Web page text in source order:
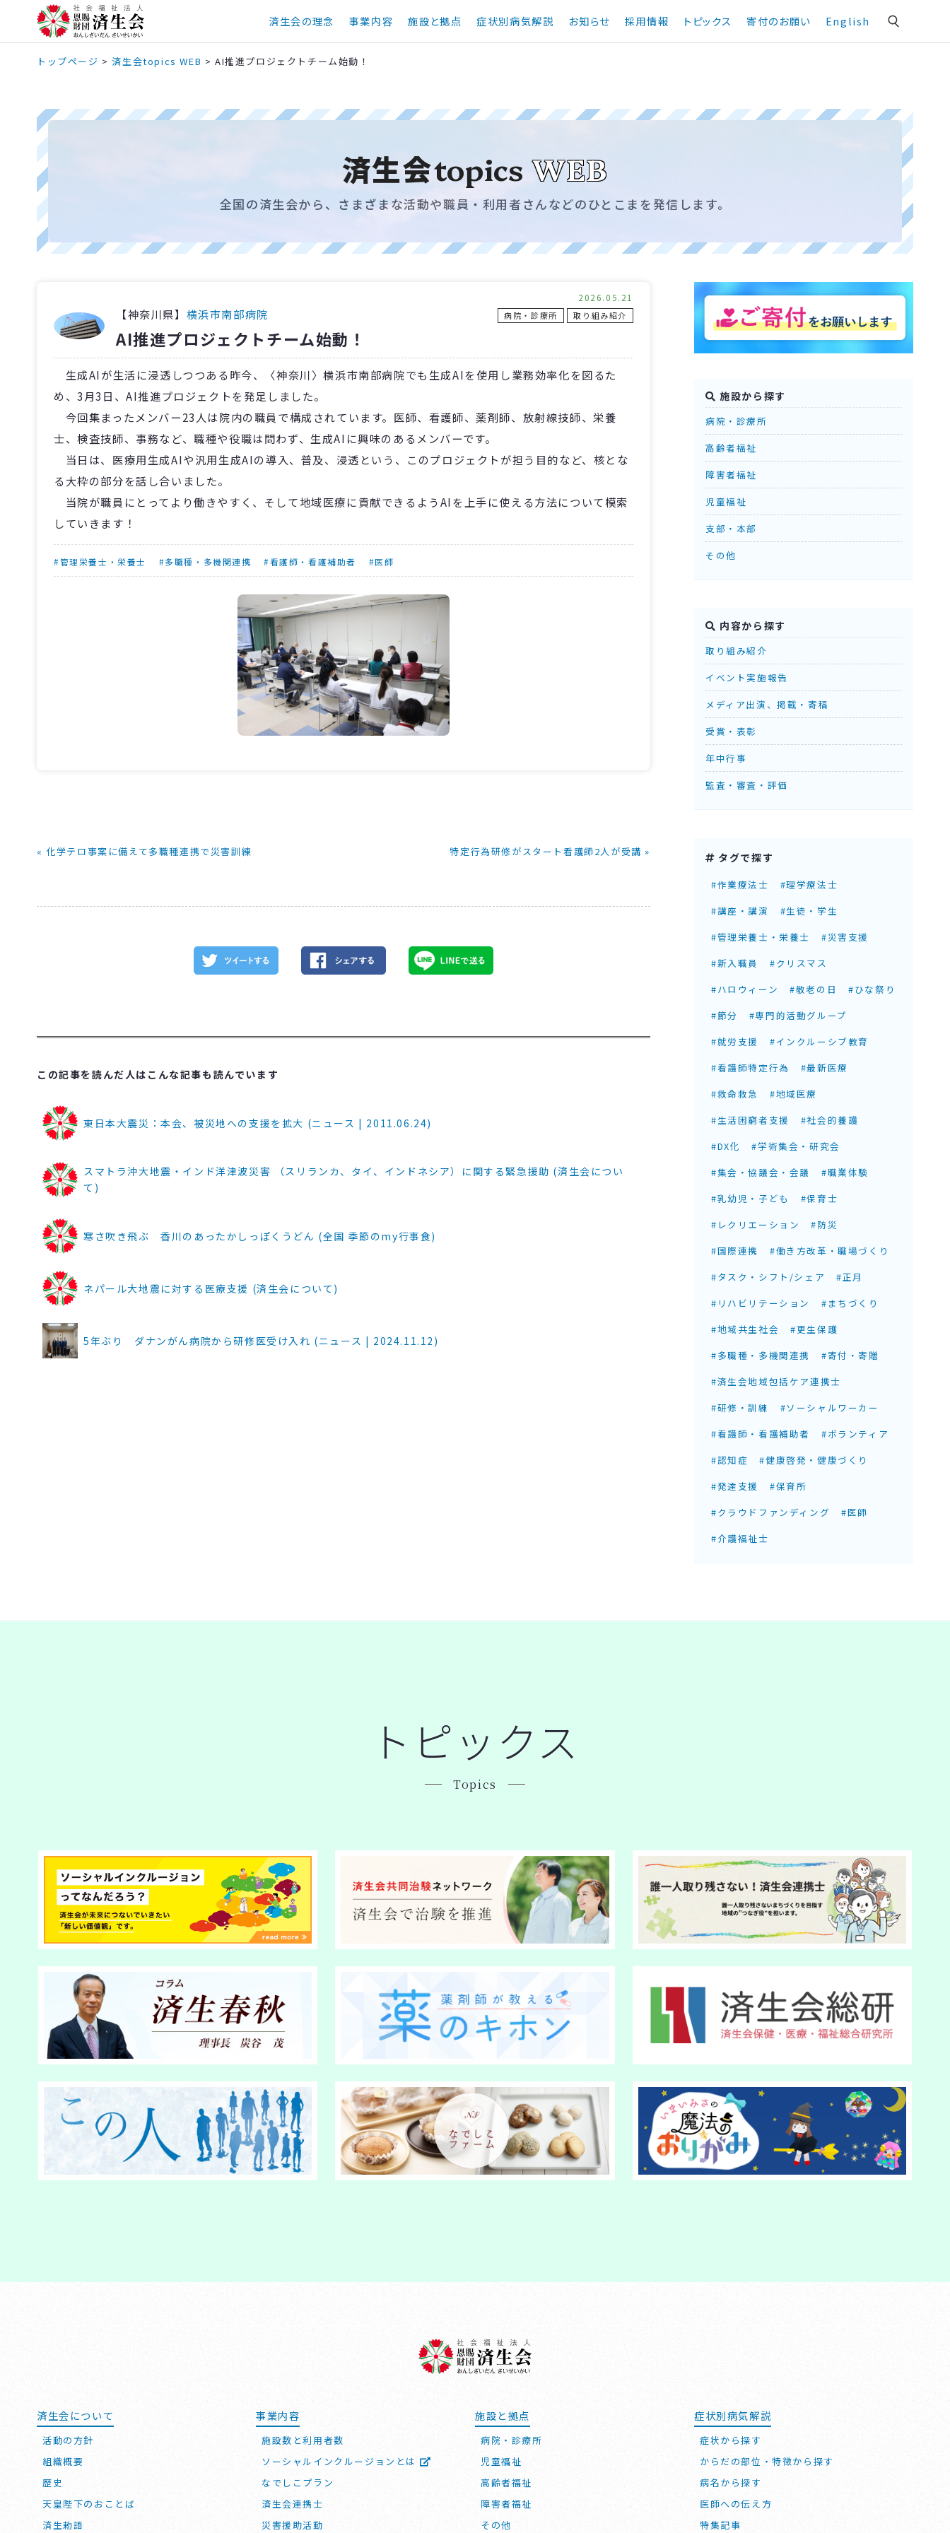
済生会の理念 事業内容 施設と拠点 症状別病気解説 お知らせ 採用情報 トピックス 寄付のお願い English
トップページ > 済生会topics WEB >AI推進プロジェクトチーム始動！
済生会topics WEB
全国の済生会から、さまざまな活動や職員・利用者さんなどのひとこまを発信します。
【神奈川県】 横浜市南部病院 病院・診療所 取り組み紹介
2026.05.21
AI推進プロジェクトチーム始動！
生成AIが生活に浸透しつつある昨今、〈神奈川〉横浜市南部病院でも生成AIを使用し業務効率化を図るた
め、3月3日、AI推進プロジェクトを発足しました。
今回集まったメンバー23人は院内の職員で構成されています。医師、看護師、薬剤師、放射線技師、栄養
士、検査技師、事務など、職種や役職は問わず、生成AIに興味のあるメンバーです。
当日は、医療用生成AIや汎用生成AIの導入、普及、浸透という、このプロジェクトが担う目的など、核とな
る大枠の部分を話し合いました。
当院が職員にとってより働きやすく、そして地域医療に貢献できるようAIを上手に使える方法について模索
していきます！
#管理栄養士・栄養士 #多職種・多機関連携 #看護師・看護補助者 #医師
« 化学テロ事案に備えて多職種連携で災害訓練 特定行為研修がスタート看護師2人が受講 »
この記事を読んだ人はこんな記事も読んでいます
東日本大震災：本会、被災地への支援を拡大 (ニュース | 2011.06.24)
スマトラ沖大地震・インド洋津波災害 （スリランカ、タイ、インドネシア）に関する緊急援助 (済生会につい
て)
寒さ吹き飛ぶ 香川のあったかしっぽくうどん (全国 季節のmy行事食)
ネパール大地震に対する医療支援 (済生会について)
5年ぶり ダナンがん病院から研修医受け入れ (ニュース | 2024.11.12)
施設から探す
病院・診療所
高齢者福祉
障害者福祉
児童福祉
支部・本部
その他
内容から探す
取り組み紹介
イベント実施報告
メディア出演、掲載・寄稿
受賞・表彰
年中行事
監査・審査・評価
タグで探す
#作業療法士
#理学療法士
#講座・講演
#生徒・学生
#管理栄養士・栄養士
#災害支援
#新入職員
#クリスマス
#ハロウィーン
#敬老の日
#ひな祭り
#節分
#専門的活動グループ
#就労支援
#インクルーシブ教育
#看護師特定行為
#最新医療
#救命救急
#地域医療
#生活困窮者支援
#社会的養護
#DX化
#学術集会・研究会
#集会・協議会・会議
#職業体験
#乳幼児・子ども
#保育士
#レクリエーション
#防災
#国際連携
#働き方改革・職場づくり
#タスク・シフト/シェア
#正月
#リハビリテーション
#まちづくり
#地域共生社会
#更生保護
#多職種・多機関連携
#寄付・寄贈
#済生会地域包括ケア連携士
#研修・訓練
#ソーシャルワーカー
#看護師・看護補助者
#ボランティア
#認知症
#健康啓発・健康づくり
#発達支援
#保育所
#クラウドファンディング
#医師
#介護福祉士
トピックス
Topics
済生会について
活動の方針
組織概要
歴史
天皇陛下のおことば
済生勅語
事業内容
施設数と利用者数
ソーシャルインクルージョンとは
なでしこプラン
済生会連携士
災害援助活動
施設と拠点
病院・診療所
児童福祉
高齢者福祉
障害者福祉
その他
症状別病気解説
症状から探す
からだの部位・特徴から探す
病名から探す
医師への伝え方
特集記事